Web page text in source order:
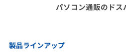
パソコン通販のドス
製品ラインアップ